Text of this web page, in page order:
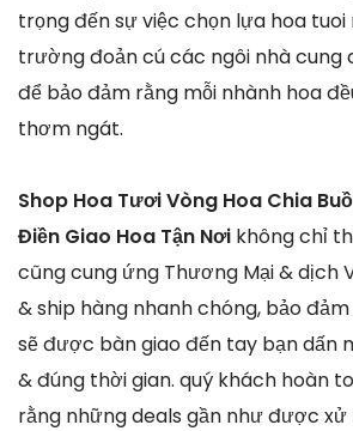
trọng đến sự việc chọn lựa hoa
trường đoản cú các ngôi nhà cung
để bảo đảm rằng mỗi nhành hoa
thơm ngát.
Shop Hoa Tươi Vòng Hoa Chia
Điền Giao Hoa Tận Nơi không chỉ
cũng cung ứng Thương Mại & dịch
& ship hàng nhanh chóng, bảo
sẽ được bàn giao đến tay bạn dấn
& đúng thời gian. quý khách hoàn
rằng những deals gần như được